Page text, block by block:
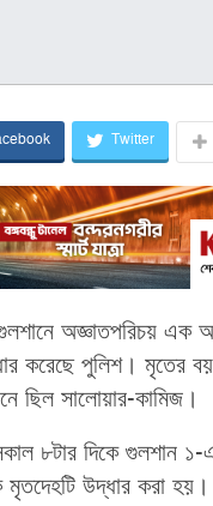
Twitter
অজ্ঞাতপরিচয় এক
করেছে পুলিশ। মৃতের
ছিল সালোয়ার-কামিজ।
৮টার দিকে গুলশান
উদ্ধার করা হয়।